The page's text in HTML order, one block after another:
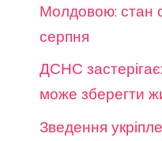
Молдовою: стан
серпня
ДСНС
може зберегти
Зведення